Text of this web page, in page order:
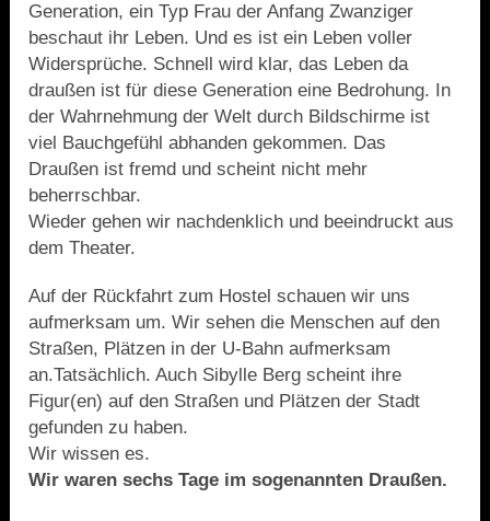
Generation, ein Typ Frau der Anfang Zwanziger
beschaut ihr Leben. Und es ist ein Leben voller
Widersprüche. Schnell wird klar, das Leben da
draußen ist für diese Generation eine Bedrohung. In
der Wahrnehmung der Welt durch Bildschirme ist
viel Bauchgefühl abhanden gekommen. Das
Draußen ist fremd und scheint nicht mehr
beherrschbar.
Wieder gehen wir nachdenklich und beeindruckt aus
dem Theater.
Auf der Rückfahrt zum Hostel schauen wir uns
aufmerksam um. Wir sehen die Menschen auf den
Straßen, Plätzen in der U-Bahn aufmerksam
an.Tatsächlich. Auch Sibylle Berg scheint ihre
Figur(en) auf den Straßen und Plätzen der Stadt
gefunden zu haben.
Wir wissen es.
Wir waren sechs Tage im sogenannten Draußen.